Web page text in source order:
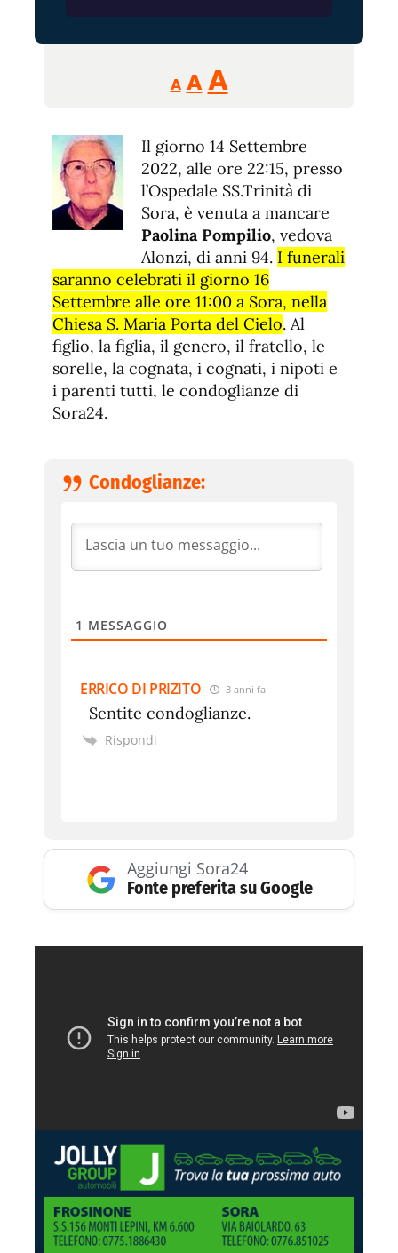
A
Reducir
tamaño
A Restablecer
de
fuente
AAumentar
de
fuente.
Il giorno 14 Settembre
2022, alle ore 22:15, presso
l’Ospedale SS.Trinità di
Sora, è venuta a mancare
Paolina Pompilio, vedova
Alonzi, di anni 94. I funerali
saranno celebrati il giorno 16
Settembre alle ore 11:00 a Sora, nella
Chiesa S. Maria Porta del Cielo. Al
figlio, la figlia, il genero, il fratello, le
sorelle, la cognata, i cognati, i nipoti e
i parenti tutti, le condoglianze di
Sora24.
Condoglianze:
1 MESSAGGIO
ERRICO DI PRIZITO 3 anni fa
Sentite condoglianze.
Rispondi
Aggiungi Sora24
Fonte preferita su Google